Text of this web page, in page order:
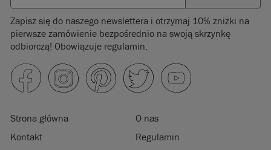
Zapisz się do naszego newslettera i otrzymaj 10% zniżki na
pierwsze zamówienie bezpośrednio na swoją skrzynkę
odbiorczą! Obowiązuje regulamin.
Strona główna
O nas
Kontakt
Regulamin